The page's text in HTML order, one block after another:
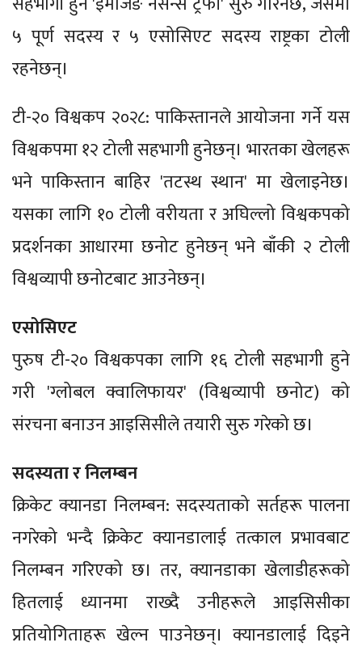
५ पूर्ण सदस्य र ५ एसोसिएट सदस्य राष्ट्रका टोली
रहनेछन्।
टी-२० विश्वकप २०२८: पाकिस्तानले आयोजना गर्ने यस
विश्वकपमा १२ टोली सहभागी हुनेछन्। भारतका खेलहरू
भने पाकिस्तान बाहिर 'तटस्थ स्थान' मा खेलाइनेछ।
यसका लागि १० टोली वरीयता र अघिल्लो विश्वकपको
प्रदर्शनका आधारमा छनोट हुनेछन् भने बाँकी २ टोली
विश्वव्यापी छनोटबाट आउनेछन्।
एसोसिएट
पुरुष टी-२० विश्वकपका लागि १६ टोली सहभागी हुने
गरी 'ग्लोबल क्वालिफायर' (विश्वव्यापी छनोट) को
संरचना बनाउन आइसिसीले तयारी सुरु गरेको छ।
सदस्यता र निलम्बन
क्रिकेट क्यानडा निलम्बन: सदस्यताको सर्तहरू पालना
नगरेको भन्दै क्रिकेट क्यानडालाई तत्काल प्रभावबाट
निलम्बन गरिएको छ। तर, क्यानडाका खेलाडीहरूको
हितलाई ध्यानमा राख्दै उनीहरूले आइसिसीका
प्रतियोगिताहरू खेल्न पाउनेछन्। क्यानडालाई दिइने